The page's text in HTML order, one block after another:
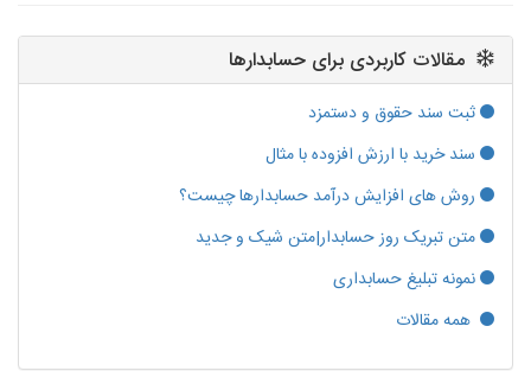
مقالات کاربردی برای حسابدارها
ثبت سند حقوق و دستمزد
سند خرید با ارزش افزوده با مثال
روش های افزایش درآمد حسابدارها چیست؟
متن تبریک روز حسابدار|متن شیک و جدید
نمونه تبلیغ حسابداری
همه مقالات